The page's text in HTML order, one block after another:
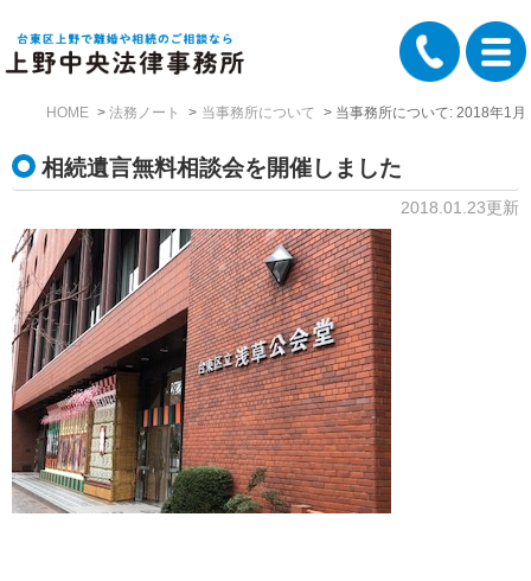
HOME 法務ノート 当事務所について 当事務所について: 2018年1月
相続遺言無料相談会を開催しました
2018.01.23更新